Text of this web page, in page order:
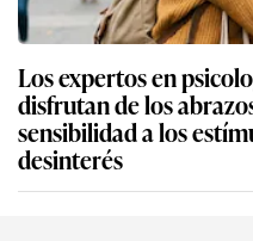
Los expertos en
disfrutan de los
sensibilidad a los
desinterés